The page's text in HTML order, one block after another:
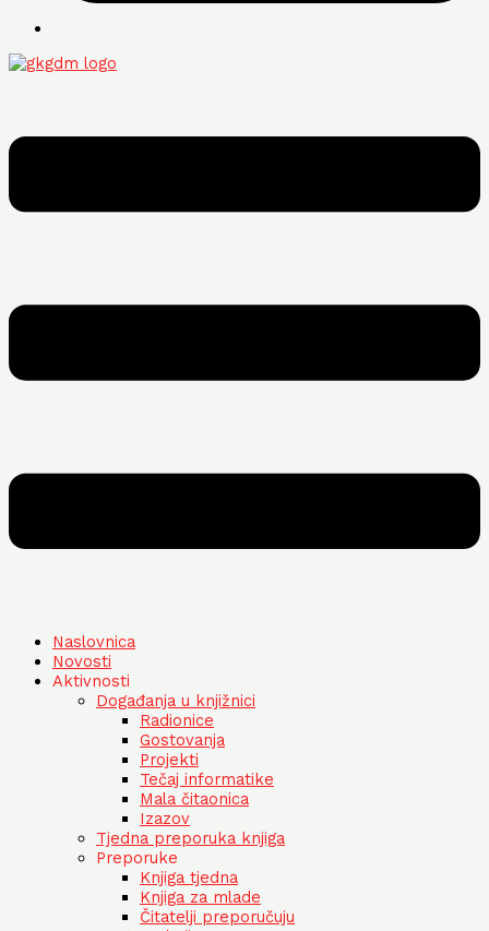
Naslovnica
Novosti
Aktivnosti
Događanja u knjižnici
Radionice
Gostovanja
Projekti
Tečaj informatike
Mala čitaonica
Izazov
Tjedna preporuka knjiga
Preporuke
Knjiga tjedna
Knjiga za mlade
Čitatelji preporučuju